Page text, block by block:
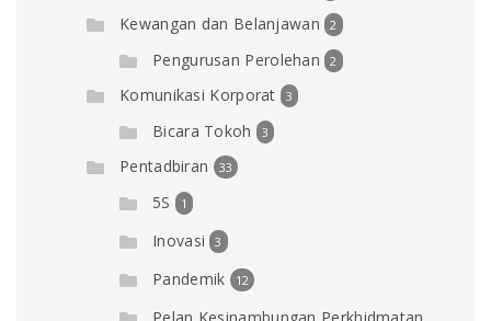
Kewangan dan Belanjawan 2
Pengurusan Perolehan 2
Komunikasi Korporat 3
Bicara Tokoh 3
Pentadbiran 33
5S 1
Inovasi 3
Pandemik 12